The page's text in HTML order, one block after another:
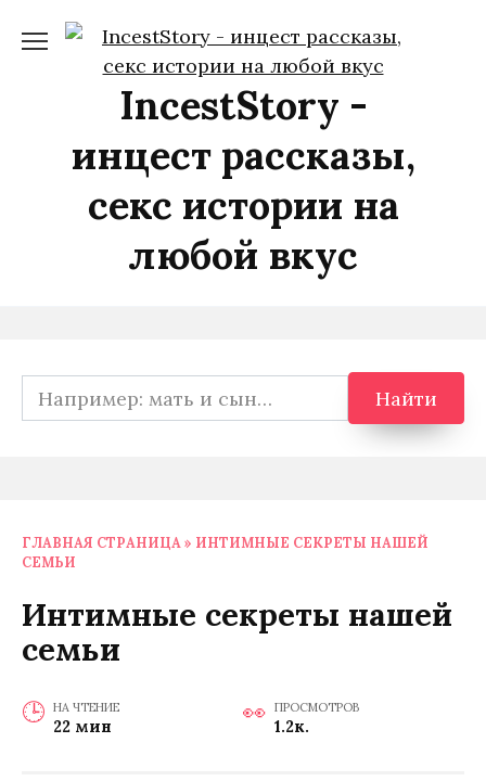
содержанию
IncestStory -
инцест рассказы,
секс истории на
любой вкус
Search
for:
Найти
ГЛАВНАЯ СТРАНИЦА » ИНТИМНЫЕ СЕКРЕТЫ НАШЕЙ
СЕМЬИ
Интимные секреты нашей
семьи
НА ЧТЕНИЕ
22 мин
ПРОСМОТРОВ
1.2к.